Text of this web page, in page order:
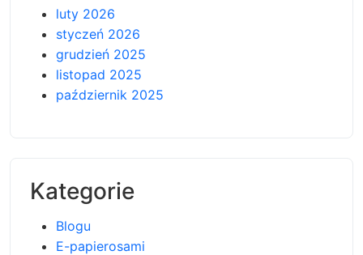
luty 2026
styczeń 2026
grudzień 2025
listopad 2025
październik 2025
Kategorie
Blogu
E-papierosami